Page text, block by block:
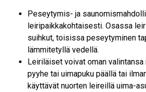
Peseytymis- ja
leiripaikkakohtaisesti. Osassa
suihkut, toisissa peseytyminen
lämmitetyllä vedellä.
Leiriläiset voivat oman valintansa
pyyhe tai uimapuku päällä tai
käyttävät nuorten leireillä uima-